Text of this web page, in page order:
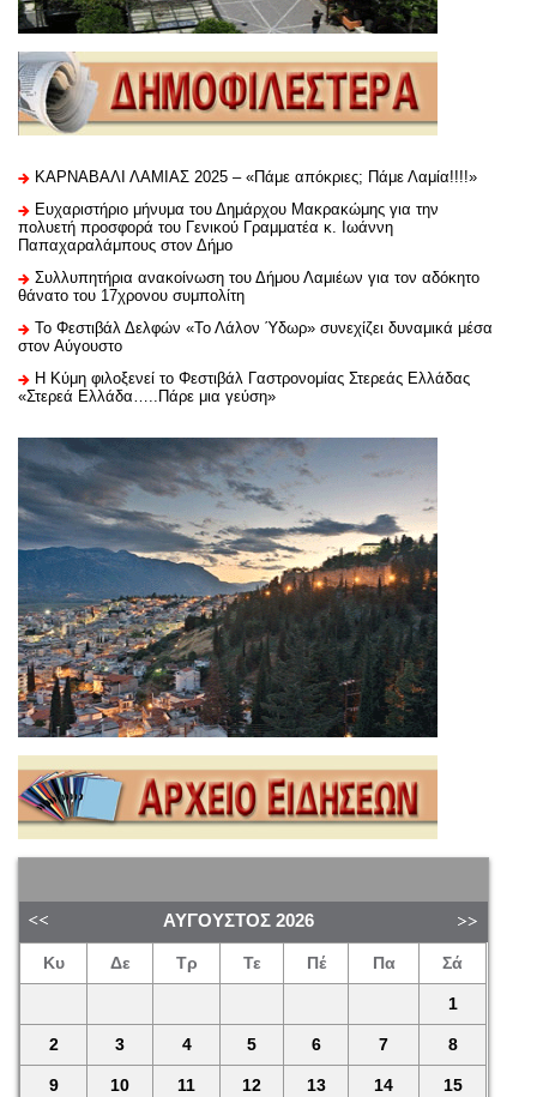
ΚΑΡΝΑΒΑΛΙ ΛΑΜΙΑΣ 2025 – «Πάμε απόκριες; Πάμε Λαμία!!!!»
Ευχαριστήριo μήνυμα του Δημάρχου Μακρακώμης για την
πολυετή προσφορά του Γενικού Γραμματέα κ. Ιωάννη
Παπαχαραλάμπους στον Δήμο
Συλλυπητήρια ανακοίνωση του Δήμου Λαμιέων για τον αδόκητο
θάνατο του 17χρονου συμπολίτη
Το Φεστιβάλ Δελφών «Το Λάλον Ύδωρ» συνεχίζει δυναμικά μέσα
στον Αύγουστο
Η Κύμη φιλοξενεί το Φεστιβάλ Γαστρονομίας Στερεάς Ελλάδας
«Στερεά Ελλάδα…..Πάρε μια γεύση»
ΑΎΓΟΥΣΤΟΣ 2026
Κυ Δε Τρ Τε Πέ Πα Σά
1
2 3 4 5 6 7 8
9 10 11 12 13 14 15